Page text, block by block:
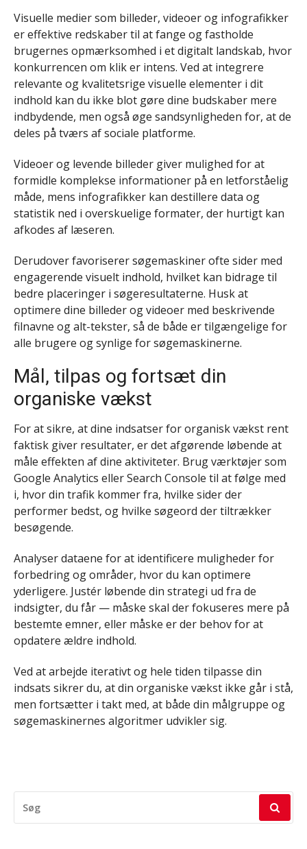
Visuelle medier som billeder, videoer og infografikker
er effektive redskaber til at fange og fastholde
brugernes opmærksomhed i et digitalt landskab, hvor
konkurrencen om klik er intens. Ved at integrere
relevante og kvalitetsrige visuelle elementer i dit
indhold kan du ikke blot gøre dine budskaber mere
indbydende, men også øge sandsynligheden for, at de
deles på tværs af sociale platforme.
Videoer og levende billeder giver mulighed for at
formidle komplekse informationer på en letforståelig
måde, mens infografikker kan destillere data og
statistik ned i overskuelige formater, der hurtigt kan
afkodes af læseren.
Derudover favoriserer søgemaskiner ofte sider med
engagerende visuelt indhold, hvilket kan bidrage til
bedre placeringer i søgeresultaterne. Husk at
optimere dine billeder og videoer med beskrivende
filnavne og alt-tekster, så de både er tilgængelige for
alle brugere og synlige for søgemaskinerne.
Mål, tilpas og fortsæt din
organiske vækst
For at sikre, at dine indsatser for organisk vækst rent
faktisk giver resultater, er det afgørende løbende at
måle effekten af dine aktiviteter. Brug værktøjer som
Google Analytics eller Search Console til at følge med
i, hvor din trafik kommer fra, hvilke sider der
performer bedst, og hvilke søgeord der tiltrækker
besøgende.
Analyser dataene for at identificere muligheder for
forbedring og områder, hvor du kan optimere
yderligere. Justér løbende din strategi ud fra de
indsigter, du får — måske skal der fokuseres mere på
bestemte emner, eller måske er der behov for at
opdatere ældre indhold.
Ved at arbejde iterativt og hele tiden tilpasse din
indsats sikrer du, at din organiske vækst ikke går i stå,
men fortsætter i takt med, at både din målgruppe og
søgemaskinernes algoritmer udvikler sig.
EFTER: